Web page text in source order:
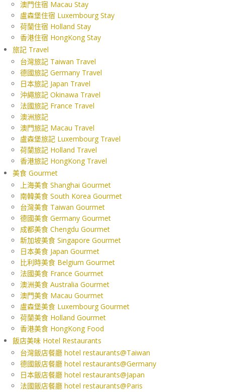
澳門住宿 Macau Stay
盧森堡住宿 Luxembourg Stay
荷蘭住宿 Holland Stay
香港住宿 HongKong Stay
旅記 Travel
台灣旅記 Taiwan Travel
德國旅記 Germany Travel
日本旅記 Japan Travel
沖繩旅記 Okinawa Travel
法國旅記 France Travel
澳洲旅記
澳門旅記 Macau Travel
盧森堡旅記 Luxembourg Travel
荷蘭旅記 Holland Travel
香港旅記 HongKong Travel
美食 Gourmet
上海美食 Shanghai Gourmet
南韓美食 South Korea Gourmet
台灣美食 Taiwan Gourmet
德國美食 Germany Gourmet
成都美食 Chengdu Gourmet
新加坡美食 Singapore Gourmet
日本美食 Japan Gourmet
比利時美食 Belgium Gourmet
法國美食 France Gourmet
澳洲美食 Australia Gourmet
澳門美食 Macau Gourmet
盧森堡美食 Luxembourg Gourmet
荷蘭美食 Holland Gourmet
香港美食 HongKong Food
飯店美味 Hotel Restaurants
台灣飯店餐廳 hotel restaurants@Taiwan
德國飯店餐廳 hotel restaurants@Germany
日本飯店餐廳 hotel restaurants@Japan
法國飯店餐廳 hotel restaurants@Paris